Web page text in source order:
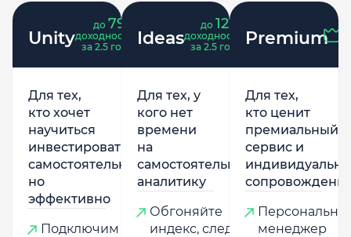
Unity
до 79
доходность
за 2.5 года
Для тех,
кто хочет
научиться
инвестировать
самостоятельно,
но
эффективно
Подключим
Ideas
до 121
доходность
за 2.5 года
Для тех, у
кого нет
времени
на
самостоятельную
аналитику
Обгоняйте
индекс, следуя
Premium
Для тех,
кто ценит
премиальный
сервис и
менеджер